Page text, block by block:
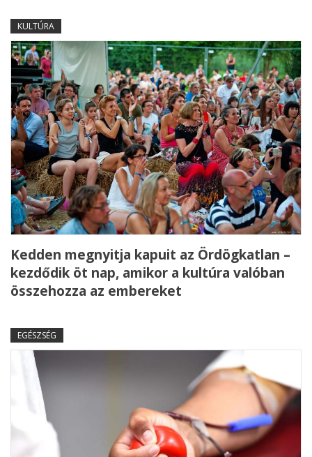
KULTÚRA
Kedden megnyitja kapuit az Ördögkatlan –
kezdődik öt nap, amikor a kultúra valóban
összehozza az embereket
EGÉSZSÉG